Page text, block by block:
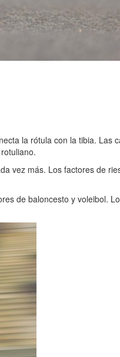
la rótula con la tibia. Las
vez más. Los factores de
de baloncesto y voleibol.